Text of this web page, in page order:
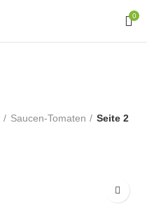
0
Saucen-Tomaten Seite 2